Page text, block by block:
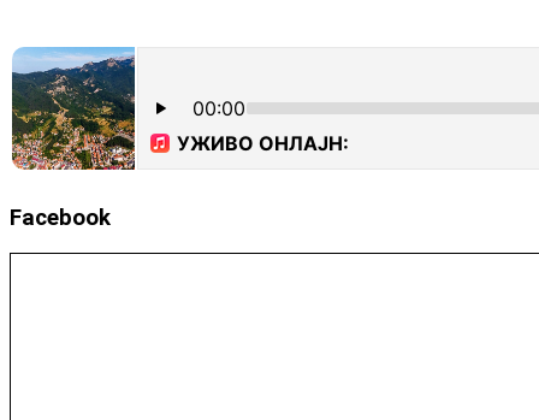
Facebook